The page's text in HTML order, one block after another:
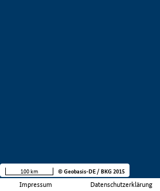
Impressum Datenschutzerklärung
100 km © Geobasis-DE / BKG 2015